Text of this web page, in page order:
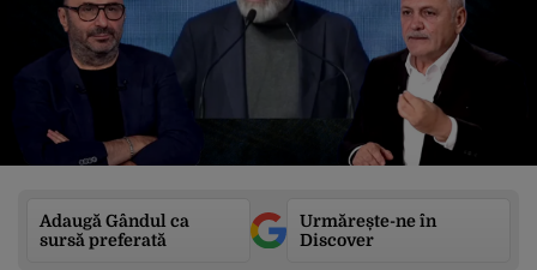
Adaugă Gândul ca
sursă preferată
Urmărește-ne în
Discover